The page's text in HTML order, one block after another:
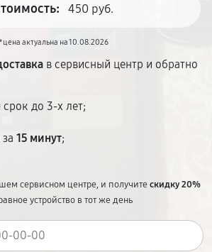
450 руб.
актуальна на 10.08.2026
в сервисный центр и обратно
до 3-х лет;
15 минут;
сервисном центре, и получитескидку 20%
устройство в тот же день